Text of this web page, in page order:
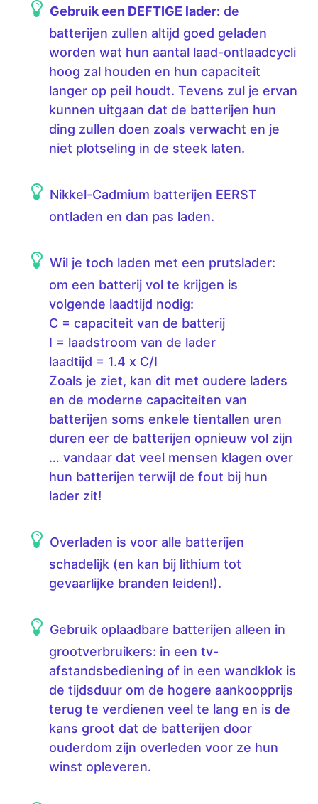
Gebruik een DEFTIGE lader: de
batterijen zullen altijd goed geladen
worden wat hun aantal laad-ontlaadcycli
hoog zal houden en hun capaciteit
langer op peil houdt. Tevens zul je ervan
kunnen uitgaan dat de batterijen hun
ding zullen doen zoals verwacht en je
niet plotseling in de steek laten.
Nikkel-Cadmium batterijen EERST
ontladen en dan pas laden.
Wil je toch laden met een prutslader:
om een batterij vol te krijgen is
volgende laadtijd nodig:
C = capaciteit van de batterij
I = laadstroom van de lader
laadtijd = 1.4 x C/I
Zoals je ziet, kan dit met oudere laders
en de moderne capaciteiten van
batterijen soms enkele tientallen uren
duren eer de batterijen opnieuw vol zijn
… vandaar dat veel mensen klagen over
hun batterijen terwijl de fout bij hun
lader zit!
Overladen is voor alle batterijen
schadelijk (en kan bij lithium tot
gevaarlijke branden leiden!).
Gebruik oplaadbare batterijen alleen in
grootverbruikers: in een tv-
afstandsbediening of in een wandklok is
de tijdsduur om de hogere aankoopprijs
terug te verdienen veel te lang en is de
kans groot dat de batterijen door
ouderdom zijn overleden voor ze hun
winst opleveren.